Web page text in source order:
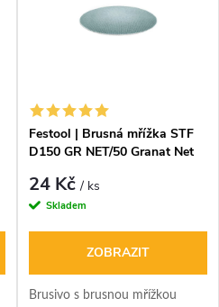
Festool | Brusná mřížka STF
D150 GR NET/50 Granat Net
24 Kč/ ks
Skladem
ZOBRAZIT
Brusivo s brusnou mřížkou